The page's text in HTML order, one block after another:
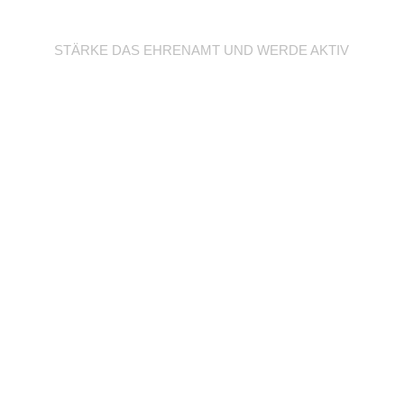
STÄRKE DAS EHRENAMT UND WERDE AKTIV